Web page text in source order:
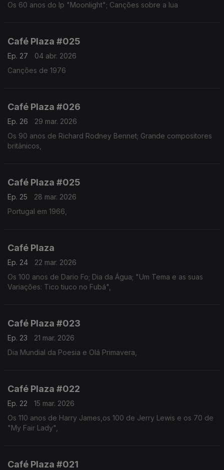
Os 60 anos do lp "Moonlight"; Canções sobre a lua
Café Plaza #025
Ep. 27
04 abr. 2026
Canções de 1976
Café Plaza #026
Ep. 26
29 mar. 2026
Os 90 anos de Richard Rodney Bennet; Grande compositores
britânicos,
Café Plaza #025
Ep. 25
28 mar. 2026
Portugal em 1966,
Café Plaza
Ep. 24
22 mar. 2026
Os 100 anos de Dario Fo; Dia da Água; "Um Tema e as suas
Variações: Tico tiuco no Fubá",
Café Plaza #023
Ep. 23
21 mar. 2026
Dia Mundial da Poesia e Olá Primavera,
Café Plaza #022
Ep. 22
15 mar. 2026
Os 110 anos de Harry James,os 100 de Jerry Lewis e os 70 de
"My Fair Lady",
Café Plaza #021